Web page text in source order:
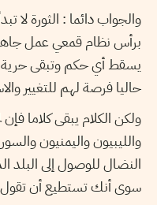
والجواب دائما : الثورة لا
برأس نظام قمعي عمل
يسقط أي حكم وتبقى حرية
حاليا فرصة لهم للتغيير
ولكن الكلام يبقى كلاما
والليبيون واليمنيون
النضال للوصول إلى البلد
سوى أنك تستطيع أن تقول